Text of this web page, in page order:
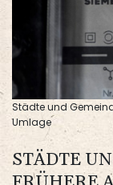
Städte und
Umlage
STÄDTE